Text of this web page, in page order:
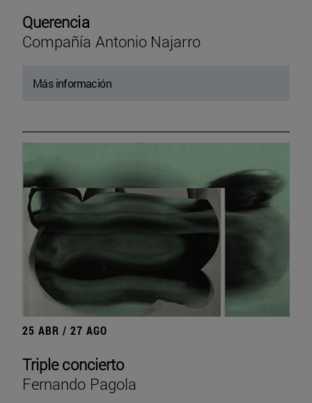
Querencia
Compañía Antonio Najarro
Más información
25 ABR / 27 AGO
Triple concierto
Fernando Pagola